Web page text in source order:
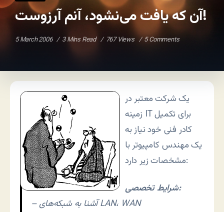
آن که یافت می‌نشود، آنم آرزوست!
5 March 2006 3 Mins Read 767 Views 5 Comments
یک شرکت معتبر در
زمینه IT برای تکمیل
کادر فنی خود نیاز به
یک مهندس کامپیوتر با
مشخصات زیر دارد:
شرایط تخصصی:
– آشنا به شبکه‌های LAN، WAN